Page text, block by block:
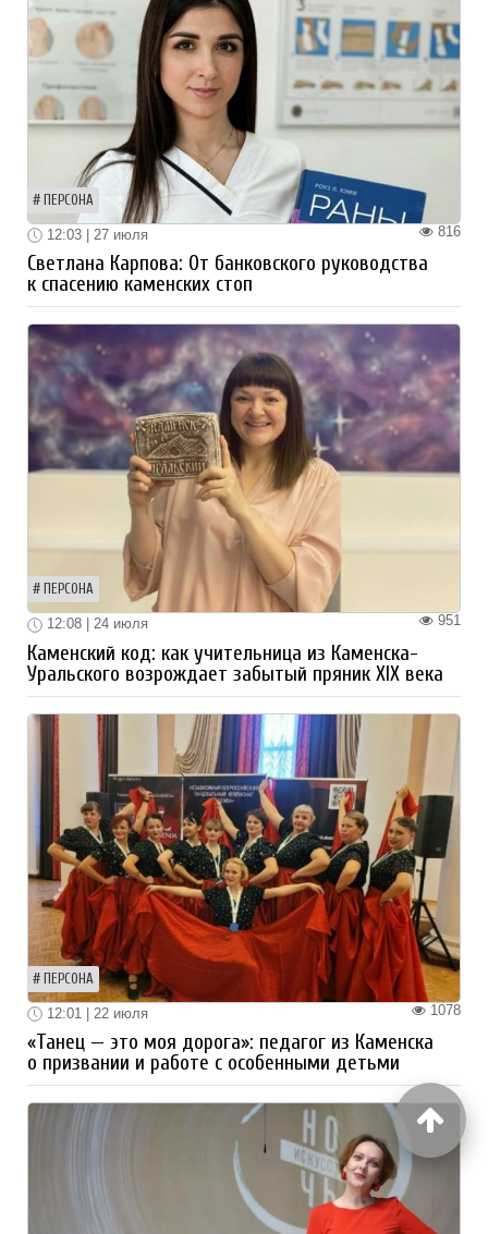
ПЕРСОНА
816
12:03 | 27 июля
Светлана Карпова: От банковского руководства
к спасению каменских стоп
ПЕРСОНА
951
12:08 | 24 июля
Каменский код: как учительница из Каменска-
Уральского возрождает забытый пряник XIX века
ПЕРСОНА
1078
12:01 | 22 июля
«Танец — это моя дорога»: педагог из Каменска
о призвании и работе с особенными детьми